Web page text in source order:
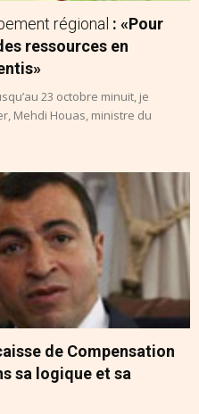
régional : «Pour
ressources en
23 octobre minuit, je
Mehdi Houas, ministre du
de Compensation
sa logique et sa